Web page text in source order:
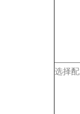
选择